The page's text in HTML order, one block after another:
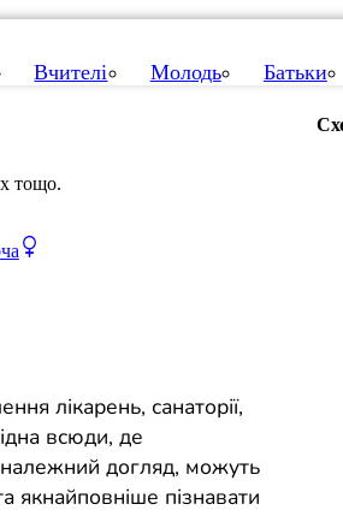
Вчителі Молодь Батьки
тощо.
лікарень, санаторії,
всюди, де
догляд, можуть
якнайповніше пізнавати